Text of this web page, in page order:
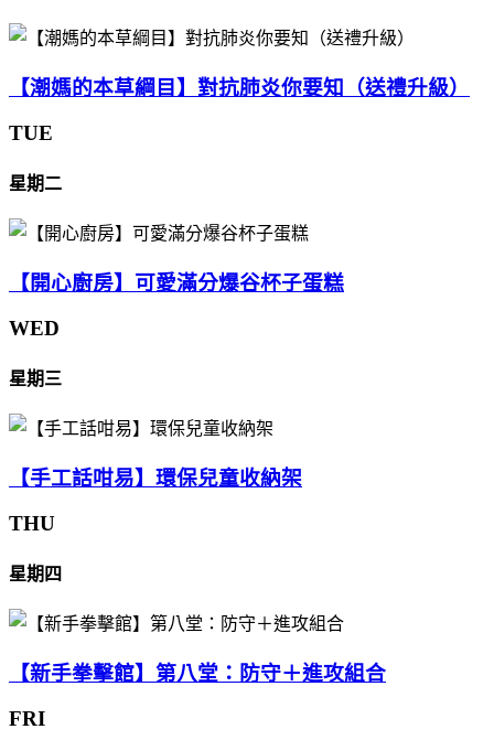
【潮媽的本草綱目】對抗肺炎你要知（送禮升級）
TUE
星期二
【開心廚房】可愛滿分爆谷杯子蛋糕
WED
星期三
【手工話咁易】環保兒童收納架
THU
星期四
【新手拳擊館】第八堂：防守＋進攻組合
FRI